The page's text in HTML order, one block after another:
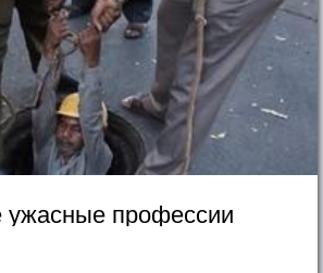
профессии